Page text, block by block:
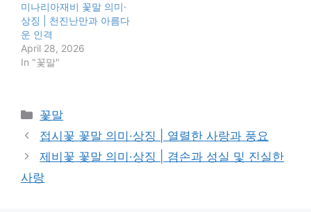
미나리아재비 꽃말 의미·
상징 | 천진난만과 아름다
운 인격
April 28, 2026
In "꽃말"
Categories
꽃말
접시꽃 꽃말 의미·상징 | 열렬한 사랑과 풍요
제비꽃 꽃말 의미·상징 | 겸손과 성실 및 진실한
사랑